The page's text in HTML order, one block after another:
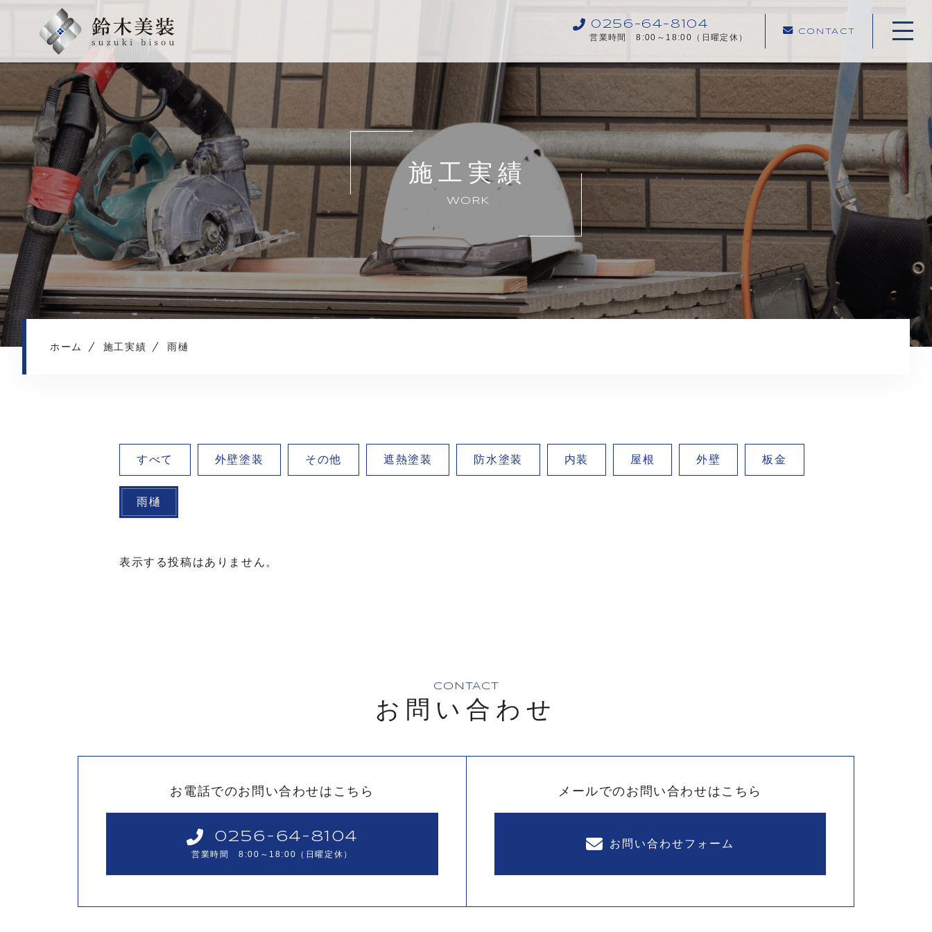
0256-64-8104
営業時間 8:00～18:00（日曜定休）
CONTACT
ホーム
当社について
施工メニュー
施工実績
施工の流れ
よくある質問
コンテンツ
プライバシーポリシー
施工実績
WORK
ホーム 施工実績 雨樋
すべて 外壁塗装 その他 遮熱塗装 防水塗装 内装 屋根 外壁 板金
雨樋
表示する投稿はありません。
CONTACT
お問い合わせ
お電話でのお問い合わせはこちら
0256-64-8104
営業時間 8:00～18:00（日曜定休）
メールでのお問い合わせはこちら
お問い合わせフォーム